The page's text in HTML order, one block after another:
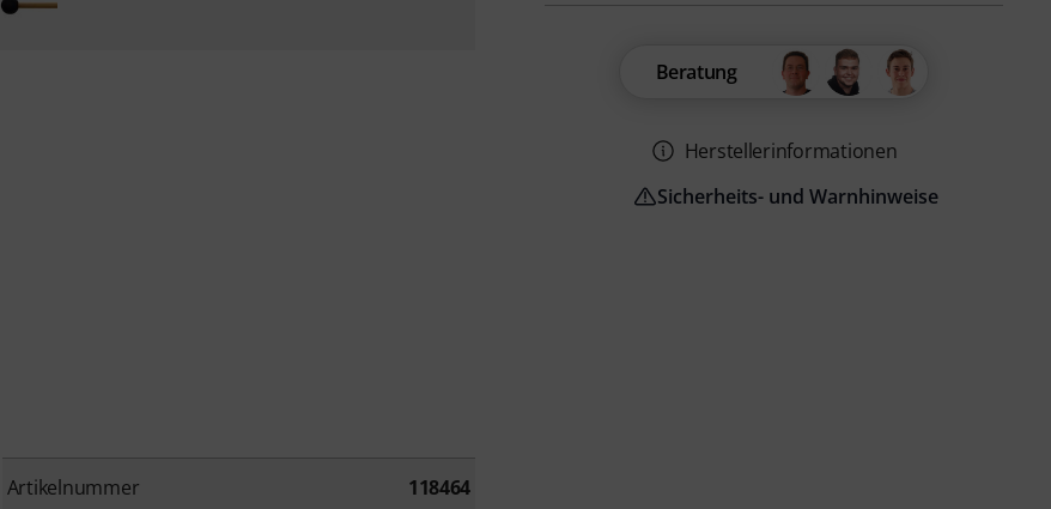
Artikelnummer 118464
Beratung
Herstellerinformationen
Sicherheits- und Warnhinweise